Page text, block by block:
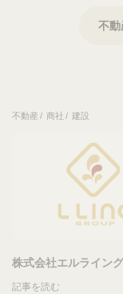
不動産 商社 建設
株式会社エルライン
記事を読む